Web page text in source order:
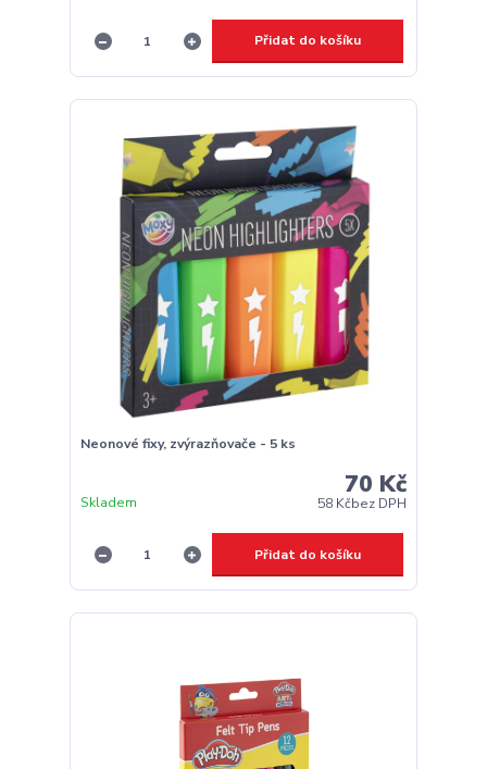
Přidat do košíku
Neonové fixy, zvýrazňovače - 5 ks
70 Kč
58 Kčbez DPH
Skladem
Přidat do košíku